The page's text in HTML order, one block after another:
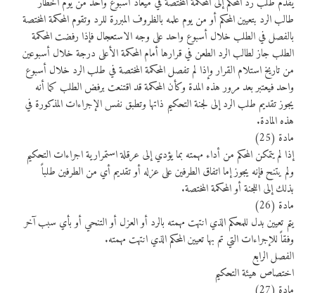
طالب الرد بتعيين المحكم أو من يوم علمه بالظروف المبررة للرد وتقوم المحكمة المختصة
بالفصل في الطلب خلال أسبوع واحد على وجه الاستعجال فإذا رفضت المحكمة
الطلب جاز لطالب الرد الطعن في قرارها أمام المحكمة الأعلى درجة خلال أسبوعين
من تاريخ استلام القرار وإذا لم تفصل المحكمة المختصة في طلب الرد خلال أسبوع
واحد فيعتبر بعد مرور هذه المدة وكأن المحكمة قد اقتنعت برفض الطلب كما أنه
يجوز تقديم طلب الرد إلى لجنة التحكيم ذاتها وتطبق نفس الإجراءات المذكورة في
هذه المادة.
مادة (25)
إذا لم يتمكن المحكم من أداء مهمته بما يؤدي إلى عرقلة استمرارية اجراءات التحكيم
ولم يتنح فإنه يجوز إما اتفاق الطرفين على عزله أو تقديم أي من الطرفين طلباً
بذلك إلى اللجنة أو المحكمة المختصة.
مادة (26)
يتم تعيين بدل للمحكم الذي انتهت مهمته بالرد أو العزل أو التنحي أو بأي سبب آخر
وفقاً للإجراءات التي تم بها تعيين المحكم الذي انتهت مهمته.
الفصل الرابع
اختصاص هيئة التحكيم